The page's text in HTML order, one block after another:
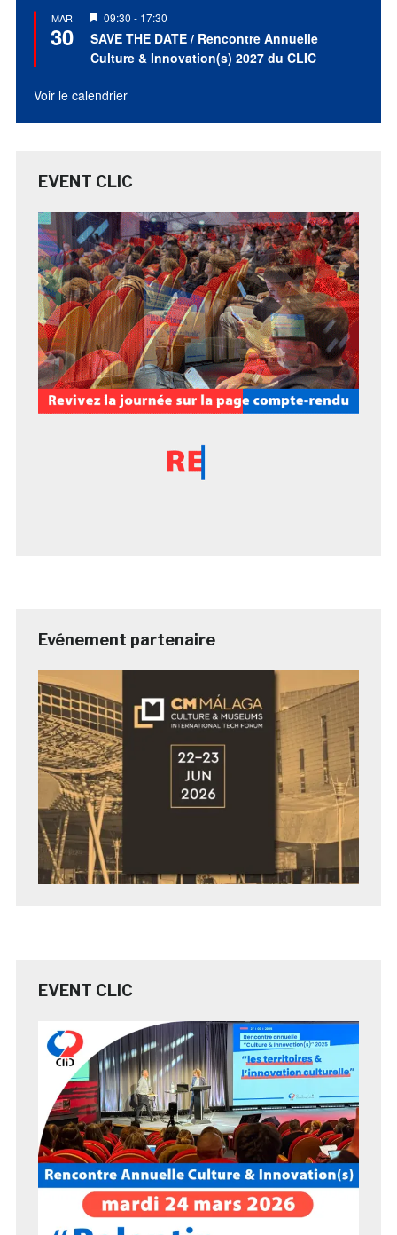
MAR
30
Mis
en
avant
09:30 - 17:30
SAVE THE DATE / Rencontre Annuelle
Culture & Innovation(s) 2027 du CLIC
Voir le calendrier
EVENT CLIC
Evénement partenaire
EVENT CLIC